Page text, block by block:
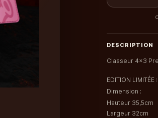
DESCRIPTION
Classeur 4x3
EDITION
Dimension :
Hauteur 35,5cm
Largeur 32cm